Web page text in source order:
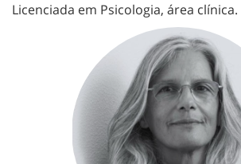
Licenciada em Psicologia, área clínica.